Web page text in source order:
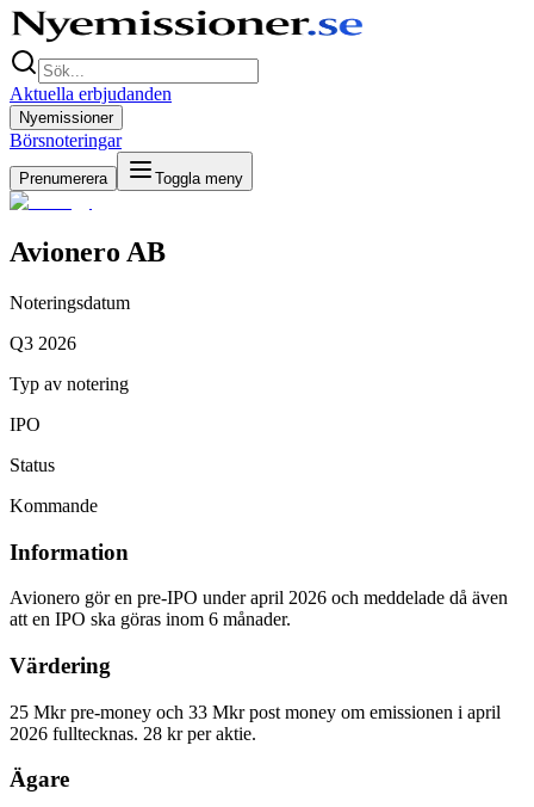
Aktuella erbjudanden
Nyemissioner
Börsnoteringar
Prenumerera Toggla meny
Avionero AB
Noteringsdatum
Q3 2026
Typ av notering
IPO
Status
Kommande
Information
Avionero gör en pre-IPO under april 2026 och meddelade då även
att en IPO ska göras inom 6 månader.
Värdering
25 Mkr pre-money och 33 Mkr post money om emissionen i april
2026 fulltecknas. 28 kr per aktie.
Ägare